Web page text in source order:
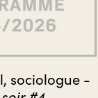
sociologue -